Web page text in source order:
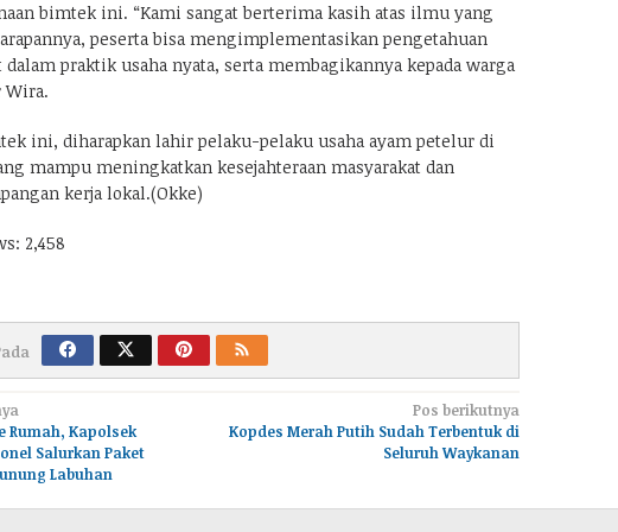
bimtek ini. “Kami sangat berterima kasih atas ilmu yang
peserta bisa mengimplementasikan pengetahuan
dalam praktik usaha nyata, serta membagikannya kepada warga
Wira.
ini, diharapkan lahir pelaku-pelaku usaha ayam petelur di
mampu meningkatkan kesejahteraan masyarakat dan
kerja lokal.(Okke)
2,458
Rumah, Kapolsek
Salurkan Paket
Labuhan
Pos berikutnya
Kopdes Merah Putih Sudah Terbentuk di
Seluruh Waykanan